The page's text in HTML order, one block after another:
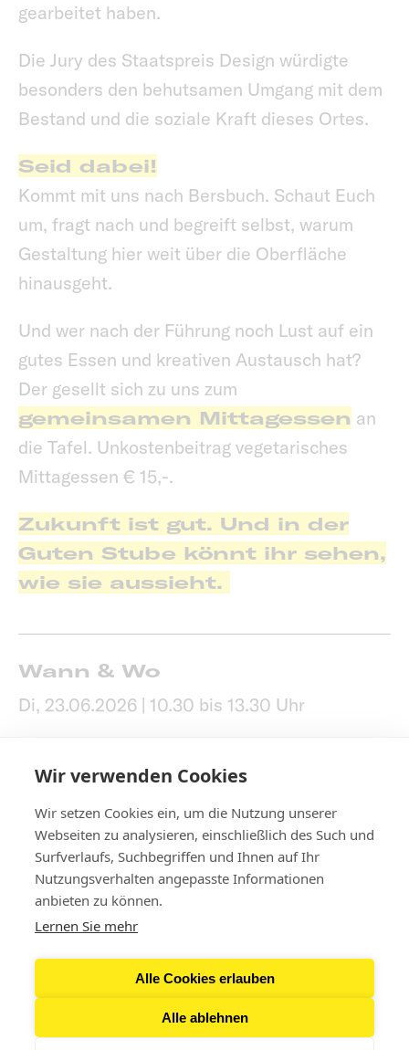
Wir verwenden Cookies
Wir setzen Cookies ein, um die Nutzung unserer
Webseiten zu analysieren, einschließlich des Such und
Surfverlaufs, Suchbegriffen und Ihnen auf Ihr
Nutzungsverhalten angepasste Informationen
anbieten zu können.
Lernen Sie mehr
Alle Cookies erlauben
Alle ablehnen
Wann & Wo
Di, 23.06.2026 | 10.30 bis 13.30 Uhr
gearbeitet haben.
Die Jury des Staatspreis Design würdigte
besonders den behutsamen Umgang mit dem
Bestand und die soziale Kraft dieses Ortes.
Seid dabei!
Kommt mit uns nach Bersbuch. Schaut Euch
um, fragt nach und begreift selbst, warum
Gestaltung hier weit über die Oberfläche
hinausgeht.
Und wer nach der Führung noch Lust auf ein
gutes Essen und kreativen Austausch hat?
Der gesellt sich zu uns zum
gemeinsamen Mittagessen an
die Tafel. Unkostenbeitrag vegetarisches
Mittagessen € 15,-.
Zukunft ist gut. Und in der
Guten Stube könnt ihr sehen,
wie sie aussieht.
Kontakt
Presse